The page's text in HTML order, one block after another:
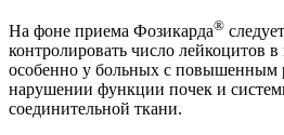
На фоне приема Фозикарда®
контролировать число лейкоцитов
особенно у больных с повышенным
нарушении функции почек и
соединительной ткани.